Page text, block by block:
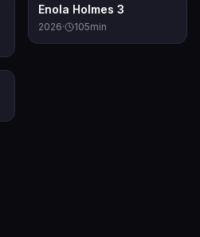
Enola Holmes 3
2026· 105min